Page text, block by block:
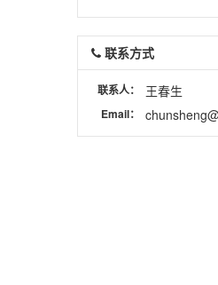
联系方式
联系人： 王春生
Email：